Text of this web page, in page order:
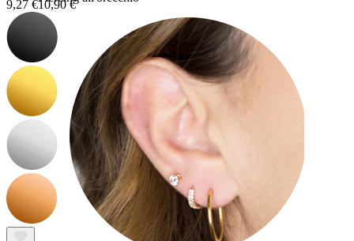
9,27 €10,90 €